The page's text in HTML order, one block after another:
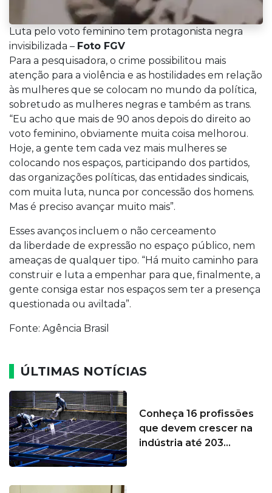
Luta pelo voto feminino tem protagonista negra
invisibilizada – Foto FGV
Para a pesquisadora, o crime possibilitou mais
atenção para a violência e as hostilidades em relação
às mulheres que se colocam no mundo da política,
sobretudo as mulheres negras e também as trans.
“Eu acho que mais de 90 anos depois do direito ao
voto feminino, obviamente muita coisa melhorou.
Hoje, a gente tem cada vez mais mulheres se
colocando nos espaços, participando dos partidos,
das organizações políticas, das entidades sindicais,
com muita luta, nunca por concessão dos homens.
Mas é preciso avançar muito mais”.
Esses avanços incluem o não cerceamento
da liberdade de expressão no espaço público, nem
ameaças de qualquer tipo. “Há muito caminho para
construir e luta a empenhar para que, finalmente, a
gente consiga estar nos espaços sem ter a presença
questionada ou aviltada”.
Fonte: Agência Brasil
ÚLTIMAS NOTÍCIAS
Conheça 16 profissões
que devem crescer na
indústria até 203...